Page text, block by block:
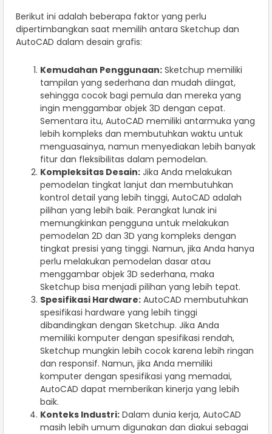
Berikut ini adalah beberapa faktor yang perlu
dipertimbangkan saat memilih antara Sketchup dan
AutoCAD dalam desain grafis:
Kemudahan Penggunaan: Sketchup memiliki
tampilan yang sederhana dan mudah diingat,
sehingga cocok bagi pemula dan mereka yang
ingin menggambar objek 3D dengan cepat.
Sementara itu, AutoCAD memiliki antarmuka yang
lebih kompleks dan membutuhkan waktu untuk
menguasainya, namun menyediakan lebih banyak
fitur dan fleksibilitas dalam pemodelan.
Kompleksitas Desain: Jika Anda melakukan
pemodelan tingkat lanjut dan membutuhkan
kontrol detail yang lebih tinggi, AutoCAD adalah
pilihan yang lebih baik. Perangkat lunak ini
memungkinkan pengguna untuk melakukan
pemodelan 2D dan 3D yang kompleks dengan
tingkat presisi yang tinggi. Namun, jika Anda hanya
perlu melakukan pemodelan dasar atau
menggambar objek 3D sederhana, maka
Sketchup bisa menjadi pilihan yang lebih tepat.
Spesifikasi Hardware: AutoCAD membutuhkan
spesifikasi hardware yang lebih tinggi
dibandingkan dengan Sketchup. Jika Anda
memiliki komputer dengan spesifikasi rendah,
Sketchup mungkin lebih cocok karena lebih ringan
dan responsif. Namun, jika Anda memiliki
komputer dengan spesifikasi yang memadai,
AutoCAD dapat memberikan kinerja yang lebih
baik.
Konteks Industri: Dalam dunia kerja, AutoCAD
masih lebih umum digunakan dan diakui sebagai